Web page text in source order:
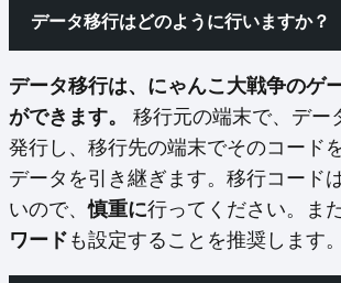
データ移行はどのように行いますか？
データ移行は、にゃんこ大戦争のゲ
ができます。
移行元の端末で、デー
発行し、移行先の端末でそのコード
データを引き継ぎます。移行コード
いので、慎重に行ってください。また
ワード も設定することを推奨します。